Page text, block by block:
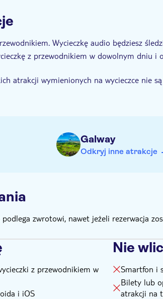
bekon, czy jajko
Wycieczkę audio będziesz
z przewodnikiem w dowolnym dniu i
atrakcji wymienionych na wycieczce nie
instrukcje dotyczące korzystania z
Galway
Odkryj inne atrakcje
zwrotowi, nawet jeżeli rezerwacja
z przewodnikiem w
i iOS
Nie
Smartfon i
Bilety lub
atrakcji na